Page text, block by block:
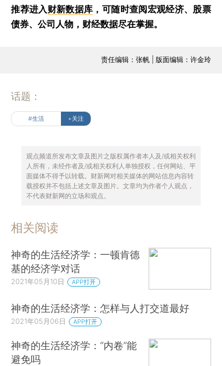
推荐进入财新数据库 ，可随时查阅宏观经济、股票
债券、公司人物，财经数据尽在掌握。
责任编辑：张帆 | 版面编辑：许金玲
话题：
#生活 +关注
观点频道所发布文章及图片之版权属作者本人及/或相关权利
人所有，未经作者及/或相关权利人单独授权，任何网站、平
面媒体不得予以转载。财新网对相关媒体的网站信息内容转
载授权并不包括上述文章及图片。文章均为作者个人观点，
不代表财新网的立场和观点。
相关阅读
神奇的生活经济学：一顿肯德
基的经济学对话
2021年05月10日 APP打开
神奇的生活经济学：怎样与人打交道最好
2021年05月06日 APP打开
神奇的生活经济学：“内卷”能
避免吗